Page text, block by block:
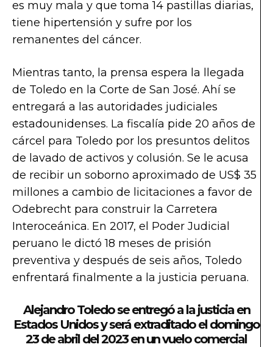
es muy mala y que toma 14 pastillas diarias,
tiene hipertensión y sufre por los
remanentes del cáncer.
Mientras tanto, la prensa espera la llegada
de Toledo en la Corte de San José. Ahí se
entregará a las autoridades judiciales
estadounidenses. La fiscalía pide 20 años de
cárcel para Toledo por los presuntos delitos
de lavado de activos y colusión. Se le acusa
de recibir un soborno aproximado de US$ 35
millones a cambio de licitaciones a favor de
Odebrecht para construir la Carretera
Interoceánica. En 2017, el Poder Judicial
peruano le dictó 18 meses de prisión
preventiva y después de seis años, Toledo
enfrentará finalmente a la justicia peruana.
Alejandro Toledo se entregó a la justicia en
Estados Unidos y será extraditado el domingo
23 de abril del 2023 en un vuelo comercial